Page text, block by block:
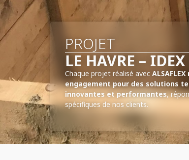
PROJET
LE HAVRE – IDEX
Chaque projet réalisé avec
engagement pour des solutions
innovantes et performantes,
spécifiques de nos clients.